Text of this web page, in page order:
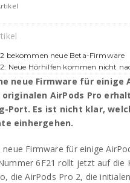
bekommen neue Beta-Firmware
Neue Hörhilfen kommen nicht
neue Firmware für
AirPods Pro
Port. Es ist nicht klar,
einhergehen.
neue Firmware für einige
6F21 rollt jetzt auf die
die AirPods Pro 2, die